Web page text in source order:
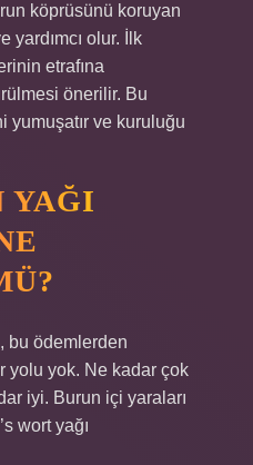
köprüsünü koruyan
yardımcı olur. İlk
etrafına
önerilir. Bu
yumuşatır ve kuruluğu
YAĞI
bu ödemlerden
yolu yok. Ne kadar çok
iyi. Burun içi yaraları
wort yağı